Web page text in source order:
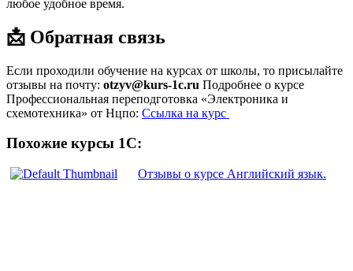
любое удобное время.
📩 Обратная связь
Если проходили обучение на курсах от школы, то присылайте
отзывы на почту: otzyv@kurs-1c.ru Подробнее о курсе
Профессиональная переподготовка «Электроника и
схемотехника» от Нцпо: Ссылка на курс
Похожие курсы 1С:
Отзывы о курсе Английский язык.